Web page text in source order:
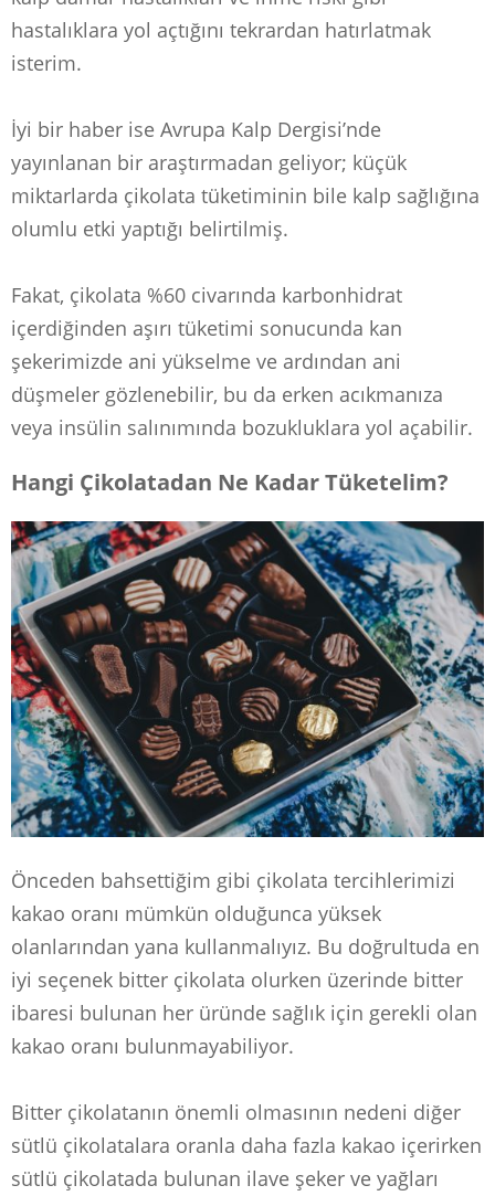
hastalıklara yol açtığını tekrardan hatırlatmak
isterim.
İyi bir haber ise Avrupa Kalp Dergisi’nde
yayınlanan bir araştırmadan geliyor; küçük
miktarlarda çikolata tüketiminin bile kalp sağlığına
olumlu etki yaptığı belirtilmiş.
Fakat, çikolata %60 civarında karbonhidrat
içerdiğinden aşırı tüketimi sonucunda kan
şekerimizde ani yükselme ve ardından ani
düşmeler gözlenebilir, bu da erken acıkmanıza
veya insülin salınımında bozukluklara yol açabilir.
Hangi Çikolatadan Ne Kadar Tüketelim?
Önceden bahsettiğim gibi çikolata tercihlerimizi
kakao oranı mümkün olduğunca yüksek
olanlarından yana kullanmalıyız. Bu doğrultuda en
iyi seçenek bitter çikolata olurken üzerinde bitter
ibaresi bulunan her üründe sağlık için gerekli olan
kakao oranı bulunmayabiliyor.
Bitter çikolatanın önemli olmasının nedeni diğer
sütlü çikolatalara oranla daha fazla kakao içerirken
sütlü çikolatada bulunan ilave şeker ve yağları